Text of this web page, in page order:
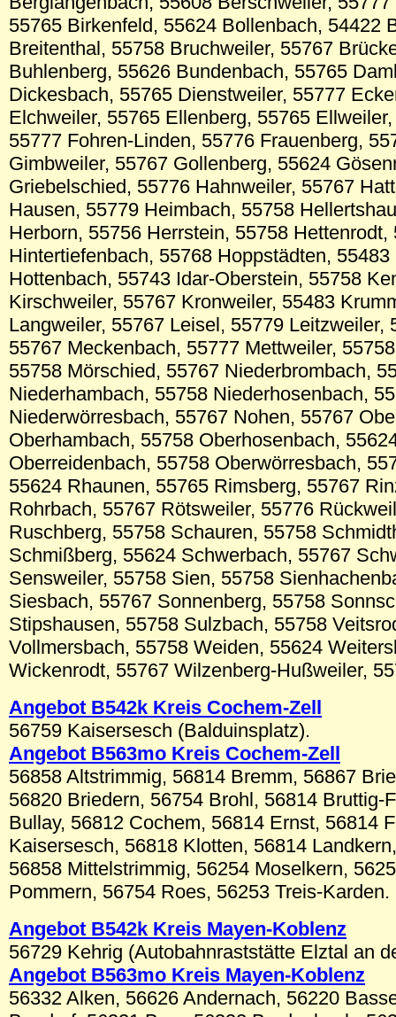
55765 Birkenfeld, 55624 Bollenbach, 54422
Breitenthal, 55758 Bruchweiler, 55767
Buhlenberg, 55626 Bundenbach, 55765
Dickesbach, 55765 Dienstweiler, 55777
Elchweiler, 55765 Ellenberg, 55765
55777 Fohren-Linden, 55776 Frauenberg,
Gimbweiler, 55767 Gollenberg, 55624
Griebelschied, 55776 Hahnweiler, 55767
Hausen, 55779 Heimbach, 55758
Herborn, 55756 Herrstein, 55758 Hettenrodt,
Hintertiefenbach, 55768 Hoppstädten,
Hottenbach, 55743 Idar-Oberstein, 55758
Kirschweiler, 55767 Kronweiler, 55483
Langweiler, 55767 Leisel, 55779 Leitzweiler,
55767 Meckenbach, 55777 Mettweiler,
55758 Mörschied, 55767 Niederbrombach,
Niederhambach, 55758 Niederhosenbach,
Niederwörresbach, 55767 Nohen, 55767
Oberhambach, 55758 Oberhosenbach,
Oberreidenbach, 55758 Oberwörresbach,
55624 Rhaunen, 55765 Rimsberg, 55767
Rohrbach, 55767 Rötsweiler, 55776
Ruschberg, 55758 Schauren, 55758
Schmißberg, 55624 Schwerbach, 55767
Sensweiler, 55758 Sien, 55758
Siesbach, 55767 Sonnenberg, 55758
Stipshausen, 55758 Sulzbach, 55758
Vollmersbach, 55758 Weiden, 55624
Wickenrodt, 55767 Wilzenberg-Hußweiler,
Angebot B542k Kreis Cochem-Zell
56759 Kaisersesch (Balduinsplatz).
Angebot B563mo Kreis Cochem-Zell
56858 Altstrimmig, 56814 Bremm, 56867
56820 Briedern, 56754 Brohl, 56814 Bruttig-
Bullay, 56812 Cochem, 56814 Ernst, 56814
Kaisersesch, 56818 Klotten, 56814
56858 Mittelstrimmig, 56254 Moselkern,
Pommern, 56754 Roes, 56253 Treis-Karden.
Angebot B542k Kreis Mayen-Koblenz
56729 Kehrig (Autobahnraststätte Elztal an
Angebot B563mo Kreis Mayen-Koblenz
56332 Alken, 56626 Andernach, 56220